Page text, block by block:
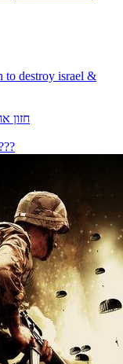
חזון
מה עומד לקרות אחרי